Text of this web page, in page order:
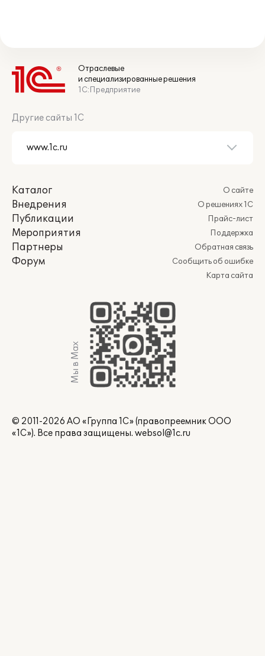
Отраслевые
и специализированные решения
1С:Предприятие
Другие сайты 1С
Каталог
Внедрения
Публикации
Мероприятия
Партнеры
Форум
О сайте
О решениях 1С
Прайс-лист
Поддержка
Обратная связь
Сообщить об ошибке
Карта сайта
Мы в Max
© 2011-2026 АО «Группа 1С» (правопреемник ООО
«1С»). Все права защищены. websol@1c.ru